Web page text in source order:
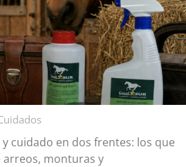
cuidado en dos frentes: los que
monturas y